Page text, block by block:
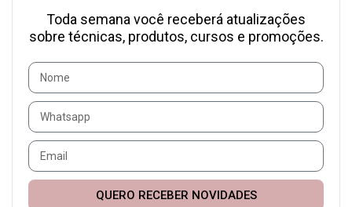
Toda semana você receberá atualizações
sobre técnicas, produtos, cursos e promoções.
QUERO RECEBER NOVIDADES